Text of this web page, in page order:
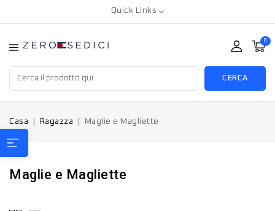
Quick Links
0
CERCA
Casa Ragazza Maglie e Magliette
Maglie e Magliette